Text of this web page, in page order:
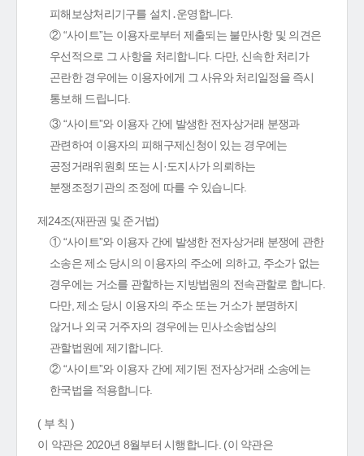
피해보상처리기구를 설치․운영합니다.
② “사이트”는 이용자로부터 제출되는 불만사항 및 의견은
우선적으로 그 사항을 처리합니다. 다만, 신속한 처리가
곤란한 경우에는 이용자에게 그 사유와 처리일정을 즉시
통보해 드립니다.
③ “사이트”와 이용자 간에 발생한 전자상거래 분쟁과
관련하여 이용자의 피해구제신청이 있는 경우에는
공정거래위원회 또는 시·도지사가 의뢰하는
분쟁조정기관의 조정에 따를 수 있습니다.
제24조(재판권 및 준거법)
① “사이트”와 이용자 간에 발생한 전자상거래 분쟁에 관한
소송은 제소 당시의 이용자의 주소에 의하고, 주소가 없는
경우에는 거소를 관할하는 지방법원의 전속관할로 합니다.
다만, 제소 당시 이용자의 주소 또는 거소가 분명하지
않거나 외국 거주자의 경우에는 민사소송법상의
관할법원에 제기합니다.
② “사이트”와 이용자 간에 제기된 전자상거래 소송에는
한국법을 적용합니다.
( 부 칙 )
이 약관은 2020년 8월부터 시행합니다. (이 약관은